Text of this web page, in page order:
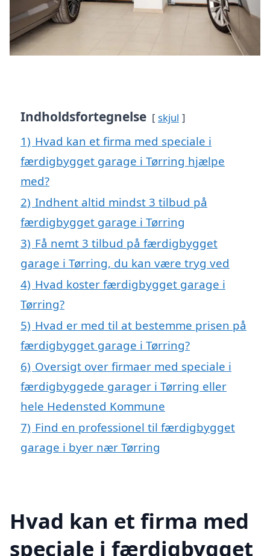
Indholdsfortegnelse skjul
1) Hvad kan et firma med speciale i
færdigbygget garage i Tørring hjælpe
med?
2) Indhent altid mindst 3 tilbud på
færdigbygget garage i Tørring
3) Få nemt 3 tilbud på færdigbygget
garage i Tørring, du kan være tryg ved
4) Hvad koster færdigbygget garage i
Tørring?
5) Hvad er med til at bestemme prisen på
færdigbygget garage i Tørring?
6) Oversigt over firmaer med speciale i
færdigbyggede garager i Tørring eller
hele Hedensted Kommune
7) Find en professionel til færdigbygget
garage i byer nær Tørring
Hvad kan et firma med
speciale i færdigbygget